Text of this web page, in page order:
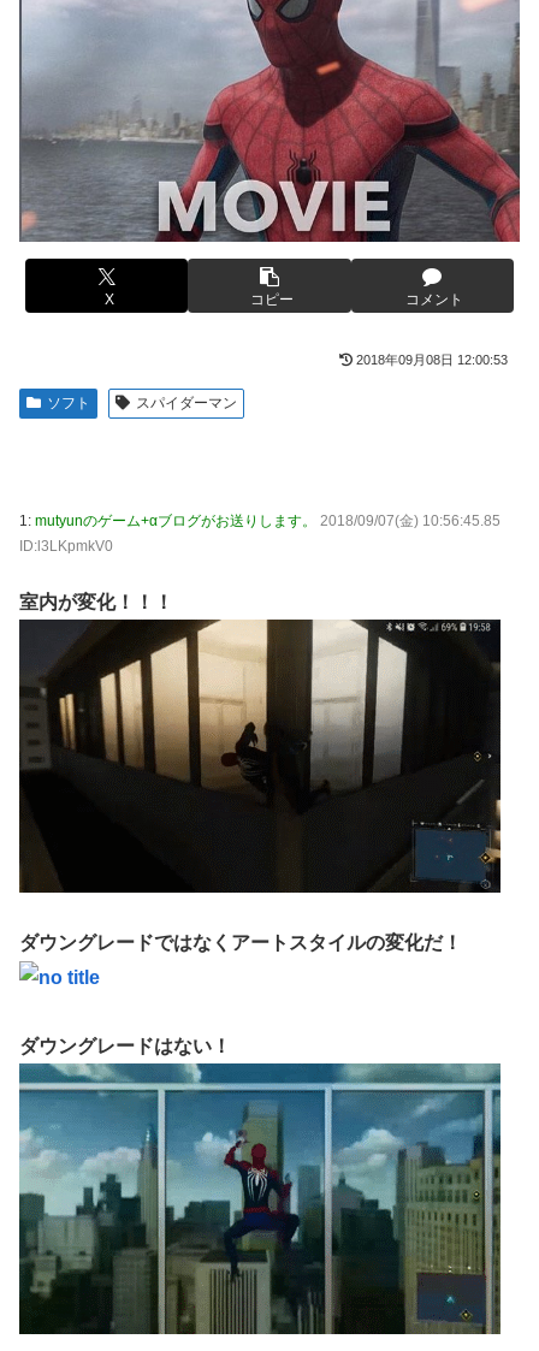
「テイルズオブシンフォニア リマスター」発売日が2/16に
決定！最新の「発売日告知トレーラー」も公開！
やる夫のダンジョン運営記189-雑談所ネタ 第123話「なぜな
にキャス狐さん・世界改変」
実際『ゼルダ 時オカ』→『風タク』の時の空気感を知りた
い
【悲報】女さん、歩行者を轢いた挙句、道路に倒れてどえら
いことになってしまうw w w w w w w
海外「日本人はなんて気高いんだ！」 英高級紙も驚愕した
【画像】このLINEでなんで女が怒ってるのか分かんない奴
はモテない奴確定らしい←お前らは勿論わかるよ
な？？？？？？？
【艦これ】ひみつの通り道 他
LIAR GAME -ライアーゲーム- 第17話 感想：秋山さんの逆
【画像】エチビデ女優さん、番組の企画でハッスルしすぎて
しまうｗｗｗｗｗｗ
【ウマ娘】わたしの全力受け止めて♡ ←「またへんないき
ものがふえてる…」
【悲報】人気プロゲーマーと結婚したグラドル、息子の「自
閉スペクトラム症」診断にショックで泣く
海外「全部日本の真似だったのか…」 日本の普通のテレビ
番組が最新SNSの数十年先を行っていたと話題に
【ウマ娘】ジェンティル「そろそろ狩るわ...♥」
ット！
昭和戦隊のロボデザイン、配信で追って見ると…
【デレマス】 仮面ライダーバロンＰ第２話「蒼翼の乙女」
タトゥー彫り師さん「刺青入れてる奴は全員バカです」→30
万再生ｗｗｗｗｗｗ
【悲報】「美人すぎる県警本部長」失職ｗｗｗｗｗｗｗｗｗ
本屋に現れた異臭＆浮浪者風の男、ペタンコのボストンバッ
グをパンパンにして無会計で退店！Gメンに確保され「なん
で？」と本気で困惑ｗｗｗ
【動画】これはお見事。中国重慶市で珍しい事故が撮影され
海外「日本は戦勝国なんだよ」 戦後の日本人の特別な生き
【悲報画像】イキリたい年頃の中学生さん、和彫を入れて人
生終了へ←これw w w w w w
実際『ゼルダ 時オカ』→『風タク』の時の空気感を知りた
い
【画像】サンモニの女子アナさん、日曜の朝から素材を提供
してしまう
【画像】スト6に彗星の如く現れたフィリピン人キャラが可
愛すぎると話題に！
【悲報】『メイドインアビス』主題歌にVTuber起用→また
ツは運転すんな！法律を改正しろ！！」
ぶり開幕白星！田中雄大は古巣に恩返しPK弾
X コピー コメント
2018年09月08日 12:00:53
ソフト スパイダーマン
1: mutyunのゲーム+αブログがお送りします。
2018/09/07(金) 10:56:45.85
ID:l3LKpmkV0
室内が変化！！！
ダウングレードではなくアートスタイルの変化だ！
ダウングレードはない！